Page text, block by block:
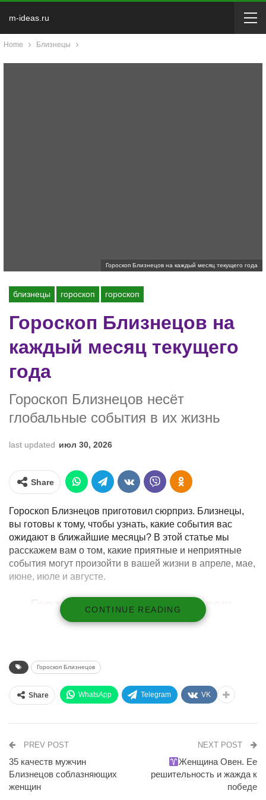
m-ideas.ru
Home Близнецы
Гороскоп Близнецов на каждый месяц текущего года
близнецы гороскоп гороскоп
Гороскоп Близнецов на
каждый месяц текущего
года
Гороскоп Близнецов несёт
глобальные события в их жизнь
last updated июл 30, 2026
Share
Гороскоп Близнецов приготовил сюрприз. Близнецы,
вы готовы к тому, чтобы узнать, какие события вас
ожидают в ближайшие месяцы? В этой статье мы
расскажем вам о том, какие приятные и неприятные
события могут произойти в вашей жизни в апреле, мае,
июне, июле и августе.
Гороскоп Близнецов на Апрель
В апреле Близнецам могут появиться некоторые
отчаивайтесь, все решаемо.
Старайтесь быть экономными и не тратить деньги
на ненужные вещи.
кто-то из ваших друзей или родственников
поднимут вам настроение и добавят уверенности
в будущее.
CONTINUE READING
Гороскоп Близнецов
Share WhatsApp Telegram VK
PREV POST
35 качеств мужчин
Близнецов соблазняющих
женщин
NEXT POST
Женщина Овен. Ее
решительность и жажда к
победе